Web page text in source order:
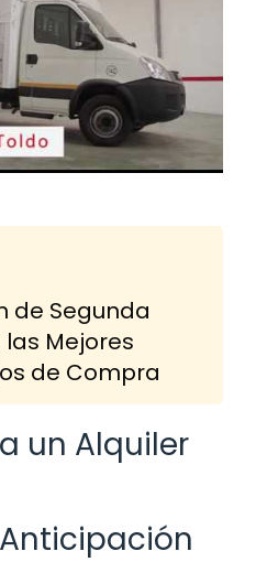
de Segunda
Mejores
de Compra
un Alquiler